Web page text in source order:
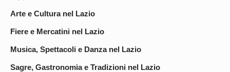
Arte e Cultura nel Lazio
Fiere e Mercatini nel Lazio
Musica, Spettacoli e Danza nel Lazio
Sagre, Gastronomia e Tradizioni nel Lazio